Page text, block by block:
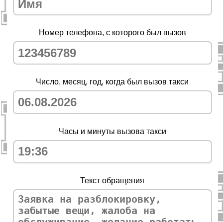
Номер телефона, с которого был вызов
Число, месяц, год, когда был вызов такси
Часы и минуты вызова такси
Текст обращения